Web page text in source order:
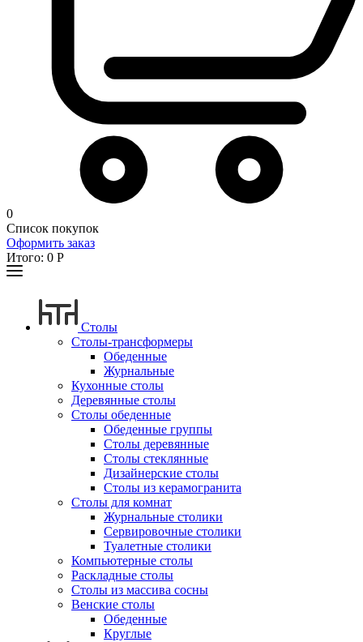
0
Список покупок
Оформить заказ
Итого: 0 Р
Столы
Столы-трансформеры
Обеденные
Журнальные
Кухонные столы
Деревянные столы
Столы обеденные
Обеденные группы
Столы деревянные
Столы стеклянные
Дизайнерские столы
Столы из керамогранита
Столы для комнат
Журнальные столики
Сервировочные столики
Туалетные столики
Компьютерные столы
Раскладные столы
Столы из массива сосны
Венские столы
Обеденные
Круглые